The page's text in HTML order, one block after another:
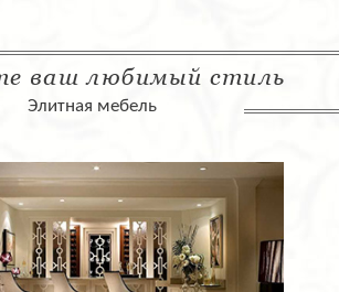
ваш любимый стиль
Элитная мебель